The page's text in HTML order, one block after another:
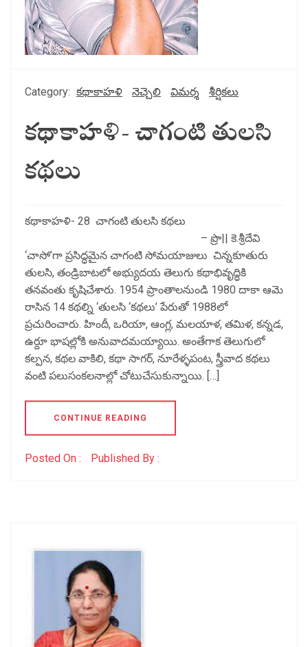
Category: కథాకాహళి నెచ్చెలి విమర్శ శీర్షికలు
కథాకాహళి- చాగంటి తులసి
కథలు
కథాకాహళి- 28 చాగంటి తులసి కథలు
– ప్రొ|| కె.శ్రీదేవి
‘చాసో’గా ప్రసిద్ధమైన చాగంటి సోమయాజులు చిన్నకూతురు
తులసి, తండ్రిబాటలో అభ్యుదయ తెలుగు కథాభివృద్ధికి
తనవంతు కృషిచేశారు. 1954 ప్రాంతాలనుండి 1980 దాకా ఆమె
రాసిన 14 కథల్ని ‘తులసి ‘కథలు’ పేరుతో 1988లో
ప్రచురించారు. హిందీ, ఒరియా, ఆంగ్ల, మలయాళ, తమిళ, కన్నడ,
ఉర్దూ భాషల్లోకి అనువాదమయ్యాయి. అంతేగాక తెలుగులో
కల్పన, కథల వాకిలి, కథా సాగర్, నూరేళ్ళపంట, స్త్రీవాద కథలు
వంటి పలుసంకలనాల్లో చోటుచేసుకున్నాయి. […]
CONTINUE READING
Posted On : Published By :